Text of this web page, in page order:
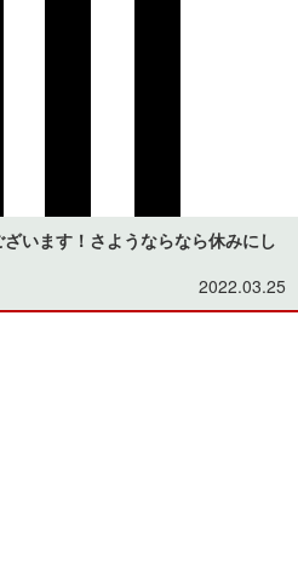
います！さようならなら休みにし
2022.03.25